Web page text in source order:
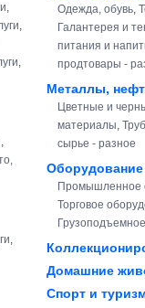
,
,
,
,
,
Одежда, обувь,
Галантерея и
питания и
продтовары -
Металлы,
Цветные и
материалы,
сырье - разное
Оборудование
Промышленное
Торговое
Домашние
Спорт и